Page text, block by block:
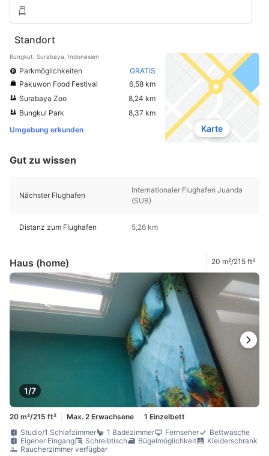
Standort
Rungkut, Surabaya, Indonesien
Parkmöglichkeiten
GRATIS
Pakuwon Food Festival
6,58 km
Surabaya Zoo
8,24 km
Bungkul Park
8,37 km
Umgebung erkunden
Karte
Gut zu wissen
Nächster Flughafen
Internationaler Flughafen Juanda
(SUB)
Distanz zum Flughafen 5,26 km
Haus (home) 20 m²/215 ft²
1/7
20 m²/215 ft² Max. 2 Erwachsene
1 Einzelbett
Studio/1 Schlafzimmer
1 Badezimmer Fernseher
Bettwäsche
Eigener Eingang
Schreibtisch Bügelmöglichkeit
Kleiderschrank
Raucherzimmer verfügbar